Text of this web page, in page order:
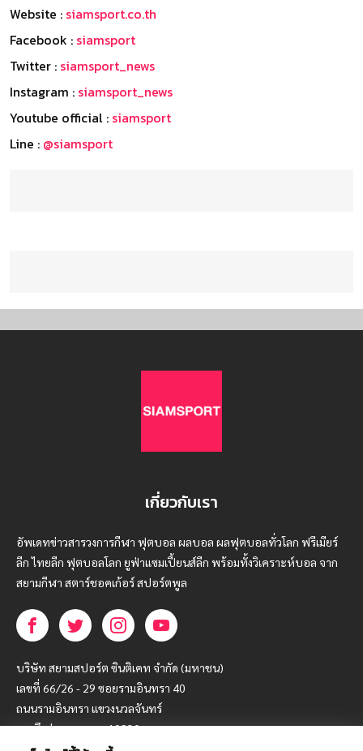
Website : siamsport.co.th
Facebook : siamsport
Twitter : siamsport_news
Instagram : siamsport_news
Youtube official : siamsport
Line : @siamsport
เกี่ยวกับเรา
อัพเดทข่าวสารวงการกีฬา ฟุตบอล ผลบอล ผลฟุตบอลทั่วโลก ฟรีเมียร์
ลีก ไทยลีก ฟุตบอลโลก ยูฟ่าแซมเปี้ยนส์ลีก พร้อมทั้งวิเคราะห์บอล จาก
สยามกีฬา สตาร์ชอคเก้อร์ สปอร์ตพูล
บริษัท สยามสปอร์ต ซินติเคท จำกัด (มหาชน)
เลขที่ 66/26 - 29 ซอยรามอินทรา 40
ถนนรามอินทรา แขวงนวลจันทร์
เขตบึงกุ่ม กรุงเทพฯ 10230